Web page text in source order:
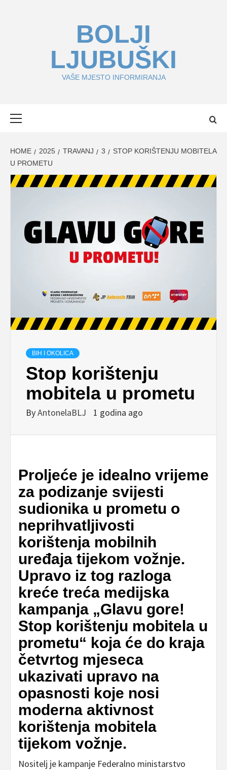
BOLJI
LJUBUŠKI
VAŠE MJESTO INFORMIRANJA
HOME 2025 TRAVANJ 3
STOP KORIŠTENJU MOBITELA
U PROMETU
BIH I OKOLICA
Stop korištenju
mobitela u prometu
ByAntonelaBLJ 1 godina ago
Proljeće je idealno vrijeme
za podizanje svijesti
sudionika u prometu o
neprihvatljivosti
korištenja mobilnih
uređaja tijekom vožnje.
Upravo iz tog razloga
kreće treća medijska
kampanja „Glavu gore!
Stop korištenju mobitela u
prometu“ koja će do kraja
četvrtog mjeseca
ukazivati upravo na
opasnosti koje nosi
moderna aktivnost
korištenja mobitela
tijekom vožnje.
Nositelj je kampanje Federalno ministarstvo